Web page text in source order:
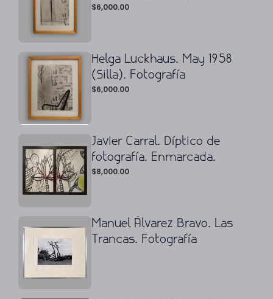
$6,000.00
Helga Luckhaus. May 1958
(Silla). Fotografía
$6,000.00
Javier Carral. Díptico de
fotografía. Enmarcada.
$8,000.00
Manuel Álvarez Bravo. Las
Trancas. Fotografía